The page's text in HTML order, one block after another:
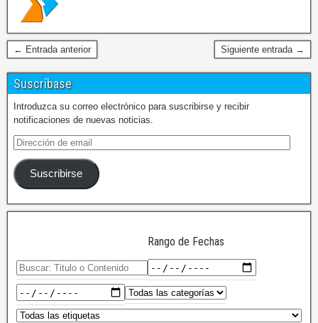
← Entrada anterior Siguiente entrada →
Suscríbase
Introduzca su correo electrónico para suscribirse y recibir
notificaciones de nuevas noticias.
Suscribirse
Rango de Fechas